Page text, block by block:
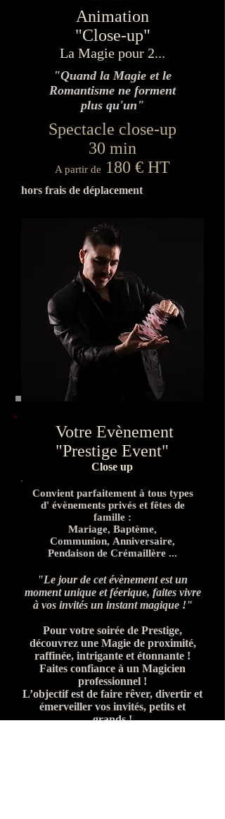
Animation
"Close-up"
La Magie pour 2...
"Quand la Magie et le
Romantisme ne forment
plus qu'un"
Spectacle close-up
30 min
A partir de 180 € HT
hors frais de déplacement
Votre Evènement
"Prestige Event"
Close up
Convient parfaitement à tous types
d' évènements privés et fêtes de
famille :
Mariage, Baptème,
Communion, Anniversaire,
Pendaison de Crémaillère ...
"Le jour de cet évènement est un
moment unique et féerique, faites vivre
à vos invités un instant magique !"
Pour votre soirée de Prestige,
découvrez une Magie de proximité,
raffinée, intrigante et étonnante !
Faites confiance à un Magicien
professionnel !
L’objectif est de faire rêver, divertir et
émerveiller vos invités, petits et
grands !